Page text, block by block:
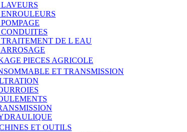
LAVEURS
ENROULEURS
CONDUITES
TRAITEMENT DE L EAU
PIECES AGRICOLE
ET TRANSMISSION
ET OUTILS